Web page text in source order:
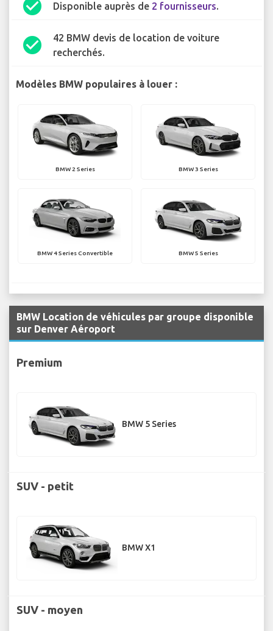
check_circle Disponible auprès de 2 fournisseurs.
check_circle
42 BMW devis de location de voiture
recherchés.
Modèles BMW populaires à louer :
BMW 2 Series BMW 3 Series
BMW 4 Series Convertible BMW 5 Series
BMW Location de véhicules par groupe disponible
sur Denver Aéroport
Premium
BMW 5 Series
SUV - petit
BMW X1
SUV - moyen